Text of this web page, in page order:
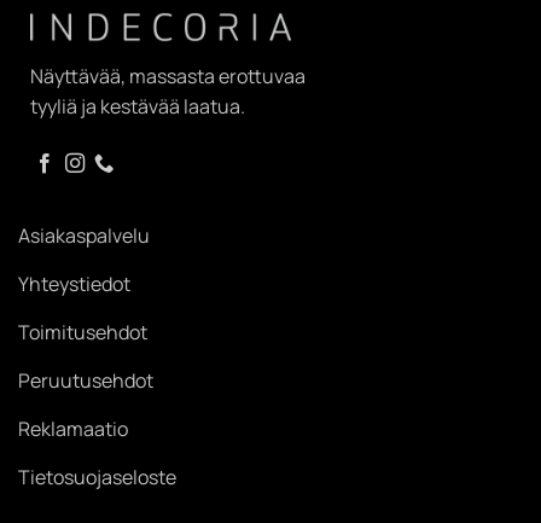
Näyttävää, massasta erottuvaa
tyyliä ja kestävää laatua.
Asiakaspalvelu
Yhteystiedot
Toimitusehdot
Peruutusehdot
Reklamaatio
Tietosuojaseloste